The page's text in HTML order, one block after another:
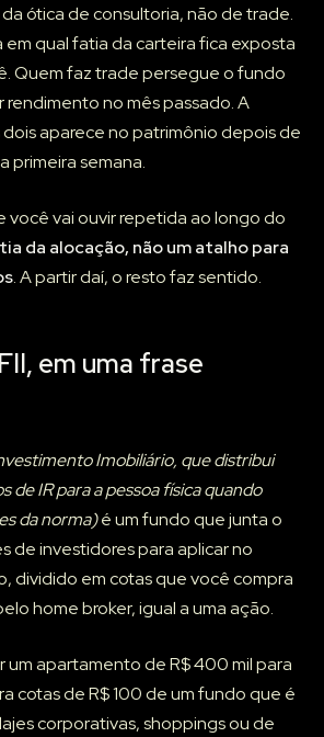
ótica de consultoria, não de trade.
em qual fatia da carteira fica exposta
Quem faz trade persegue o fundo
no mês passado. A
aparece no patrimônio depois de
primeira semana.
você vai ouvir repetida ao longo do
da alocação, não um atalho para
. A partir daí, o resto faz sentido.
em uma frase
Imobiliário, que distribui
de IR para a pessoa física quando
da norma)é um fundo que junta o
de investidores para aplicar no
dividido em cotas que você compra
home broker, igual a uma ação.
um apartamento de R$ 400 mil para
cotas de R$ 100 de um fundo que é
corporativas, shoppings ou de